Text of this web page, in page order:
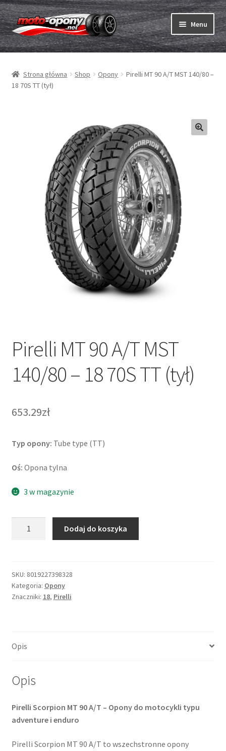
Przejdź
do
nawigacji
Przejdź
do
treści
Menu
Opony
Rozwiń
Dętki & taśmy
Rozwiń
Strona główna Shop Opony
Pirelli MT 90 A/T MST 140/80 –
18 70S TT (tył)
Pirelli MT 90 A/T MST
140/80 – 18 70S TT (tył)
653.29zł
Typ opony: Tube type (TT)
Oś: Opona tylna
3 w magazynie
A/T
MST
140/80
TT
Dodaj do koszyka
SKU: 8019227398328
Kategoria: Opony
Znaczniki: 18, Pirelli
Opis
Opis
Pirelli Scorpion MT 90 A/T – Opony do motocykli typu
adventure i enduro
Pirelli Scorpion MT 90 A/T to wszechstronne opony